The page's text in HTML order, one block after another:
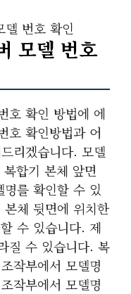
델 번호 확인
모델 번호
호 확인 방법에 에
호 확인방법과 어
리겠습니다. 모델
합기 본체 앞면
를 확인할 수 있
체 뒷면에 위치한
수 있습니다. 제
질 수 있습니다. 복
작부에서 모델명
작부에서 모델명